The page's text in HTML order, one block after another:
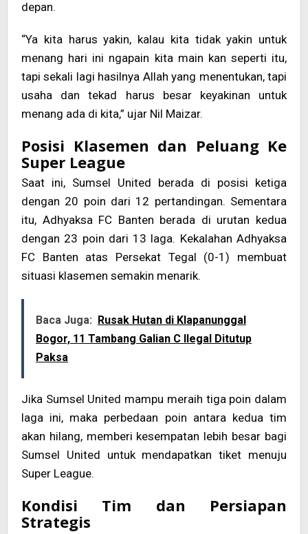
depan.
“Ya kita harus yakin, kalau kita tidak yakin untuk
menang hari ini ngapain kita main kan seperti itu,
tapi sekali lagi hasilnya Allah yang menentukan, tapi
usaha dan tekad harus besar keyakinan untuk
menang ada di kita,” ujar Nil Maizar.
Posisi Klasemen dan Peluang Ke
Super League
Saat ini, Sumsel United berada di posisi ketiga
dengan 20 poin dari 12 pertandingan. Sementara
itu, Adhyaksa FC Banten berada di urutan kedua
dengan 23 poin dari 13 laga. Kekalahan Adhyaksa
FC Banten atas Persekat Tegal (0-1) membuat
situasi klasemen semakin menarik.
Baca Juga: Rusak Hutan di Klapanunggal
Bogor, 11 Tambang Galian C Ilegal Ditutup
Paksa
Jika Sumsel United mampu meraih tiga poin dalam
laga ini, maka perbedaan poin antara kedua tim
akan hilang, memberi kesempatan lebih besar bagi
Sumsel United untuk mendapatkan tiket menuju
Super League.
Kondisi Tim dan Persiapan
Strategis